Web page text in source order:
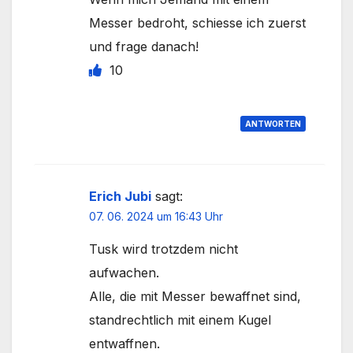
Messer bedroht, schiesse ich zuerst
und frage danach!
10
ANTWORTEN
Erich Jubi sagt:
07. 06. 2024 um 16:43 Uhr
Tusk wird trotzdem nicht
aufwachen.
Alle, die mit Messer bewaffnet sind,
standrechtlich mit einem Kugel
entwaffnen.